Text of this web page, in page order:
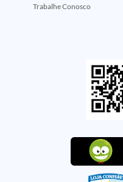
Trabalhe Conosco